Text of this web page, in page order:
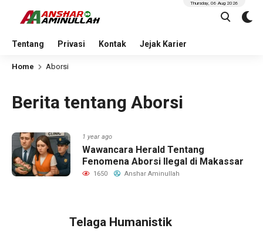
Tentang Privasi Kontak Jejak Karier
Thursday, 06 Aug 2026
Home Aborsi
Berita tentang Aborsi
1 year ago
Wawancara Herald Tentang
Fenomena Aborsi Ilegal di Makassar
1650 Anshar Aminullah
Telaga Humanistik